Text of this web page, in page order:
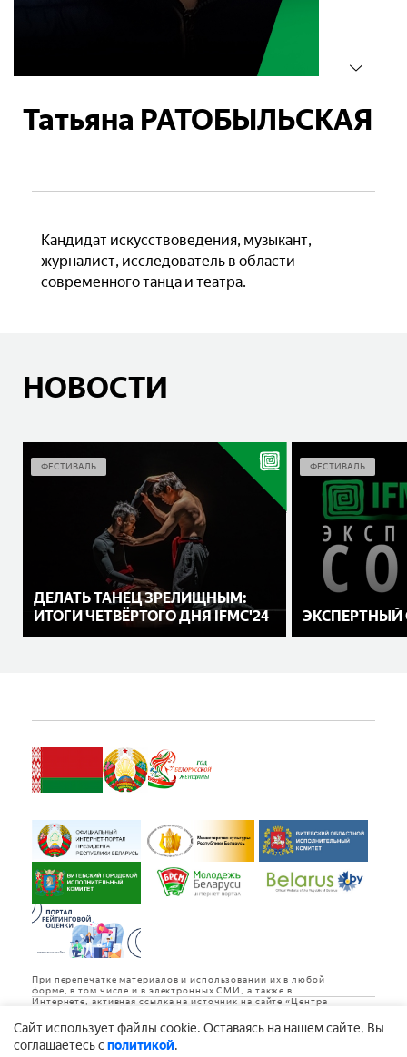
Татьяна РАТОБЫЛЬСКАЯ
Кандидат искусствоведения, музыкант,
журналист, исследователь в области
современного танца и театра.
НОВОСТИ
ФЕСТИВАЛЬ
ДЕЛАТЬ ТАНЕЦ ЗРЕЛИЩНЫМ:
ИТОГИ ЧЕТВЁРТОГО ДНЯ IFMC'24
ФЕСТИВАЛЬ
ЭКСПЕРТНЫЙ
Cайт использует файлы cookie. Оставаясь на нашем сайте, Вы
соглашаетесь сполитикой.
При перепечатке материалов и использовании их в любой
форме, в том числе и в электронных СМИ, а также в
Интернете, активная ссылка на источник на сайте «Центра
Дизайн и разработка